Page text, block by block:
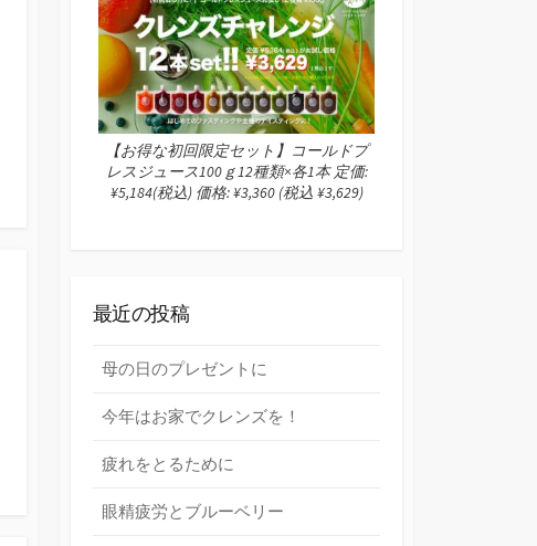
【お得な初回限定セット】コールドプ
レスジュース100ｇ12種類×各1本 定価:
¥5,184(税込) 価格: ¥3,360 (税込 ¥3,629)
最近の投稿
母の日のプレゼントに
今年はお家でクレンズを！
疲れをとるために
眼精疲労とブルーベリー